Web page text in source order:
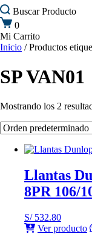
BuscarProducto
0
Mi Carrito
Inicio / Productos
SP VAN01
Mostrando los 2
Llantas
8PR 106/
S/532.80
Ver producto